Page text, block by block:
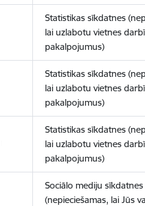
Statistikas sīkdatnes
lai uzlabotu vietnes
pakalpojumus)
Statistikas sīkdatnes
lai uzlabotu vietnes
pakalpojumus)
Statistikas sīkdatnes
lai uzlabotu vietnes
pakalpojumus)
Sociālo mediju sīkdatnes
(nepieciešamas, lai Jūs